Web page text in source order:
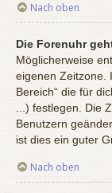
Nach oben
Die Forenuhr
Möglicherweise
eigenen Zeitzone.
Bereich“ die für
...) festlegen. Die
Benutzern
ist dies ein guter
Nach oben